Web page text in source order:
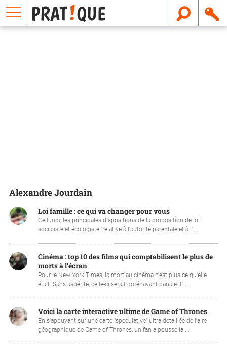
Alexandre Jourdain
Loi famille : ce qui va changer pour vous
Ce lundi, les principales dispositions de la proposition de loi
socialiste et écologiste "relative à l'autorité parentale et à l'...
Cinéma : top 10 des films qui comptabilisent le plus de
morts à l'écran
Pour le New York Times, la mort au cinéma n'est plus ce qu'elle
était. Sans aspérité, celle-ci serait dorénavant banale. L'...
Voici la carte interactive ultime de Game of Thrones
En s'appuyant sur une carte "spéculative" ultra détaillée de l'aire
géographique de Game of Thrones, un fan a poussé la ...
E
m
a